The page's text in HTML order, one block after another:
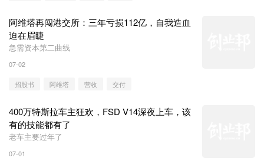
阿维塔再闯港交所：三年亏损112亿，自我造血
迫在眉睫
急需资本第二曲线
07-02
招股书 阿维塔 营收 交付
400万特斯拉车主狂欢，FSD V14深夜上车，该
有的技能都有了
老车主要过年了
07-01